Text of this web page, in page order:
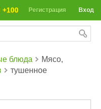
Вход
Регистрация
+100
блюда
Мясо,
тушенное